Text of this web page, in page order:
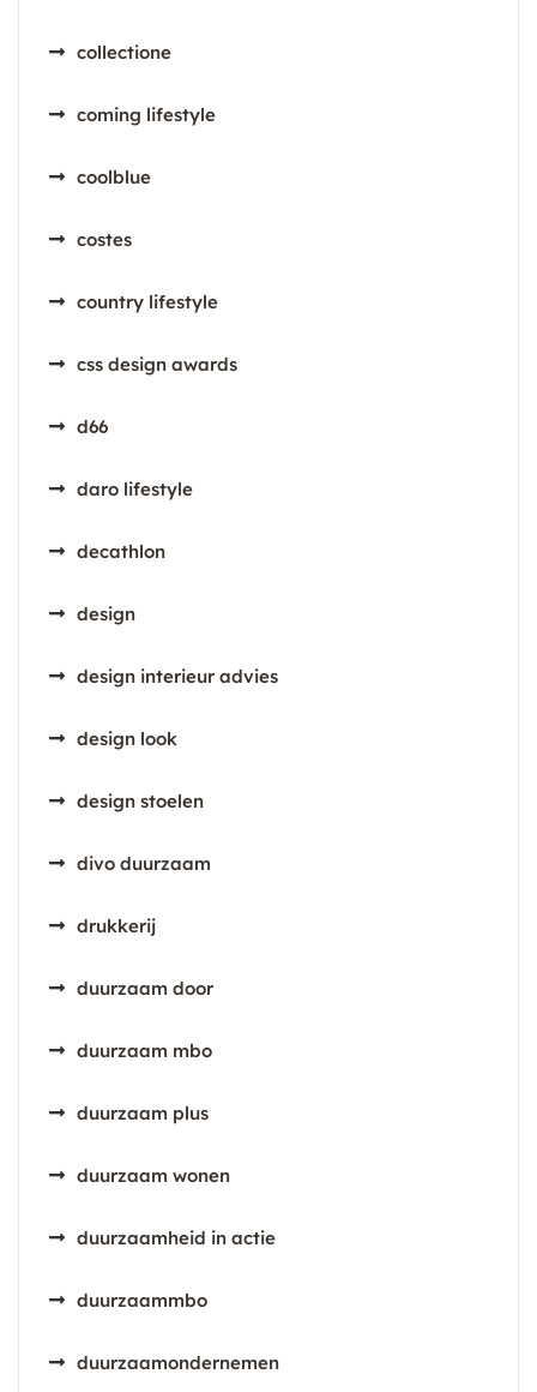
collectione
coming lifestyle
coolblue
costes
country lifestyle
css design awards
d66
daro lifestyle
decathlon
design
design interieur advies
design look
design stoelen
divo duurzaam
drukkerij
duurzaam door
duurzaam mbo
duurzaam plus
duurzaam wonen
duurzaamheid in actie
duurzaammbo
duurzaamondernemen